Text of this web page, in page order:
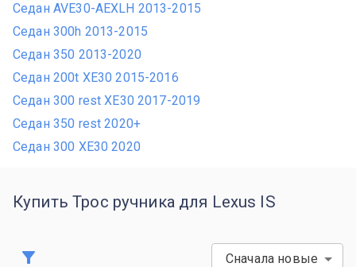
Седан AVE30-AEXLH 2013-2015
Седан 300h 2013-2015
Седан 350 2013-2020
Седан 200t XE30 2015-2016
Седан 300 rest XE30 2017-2019
Седан 350 rest 2020+
Седан 300 XE30 2020
Купить Трос ручника для Lexus IS
Сначала новые